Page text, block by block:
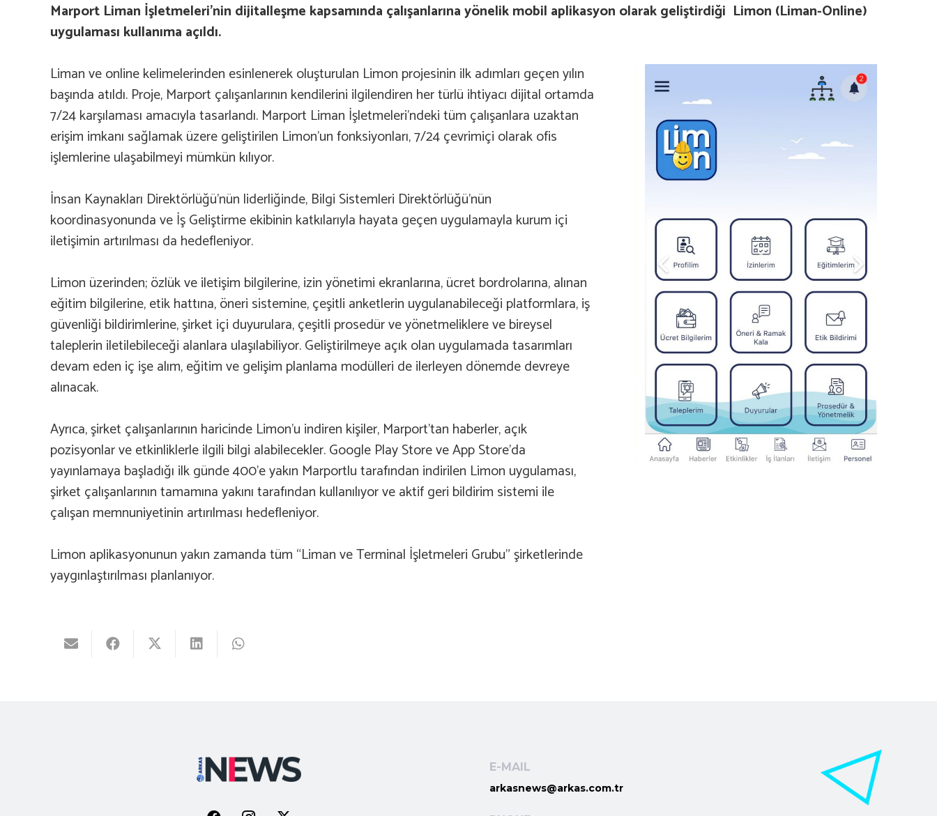
Marport Liman İşletmeleri’nin dijitalleşme kapsamında çalışanlarına yönelik mobil aplikasyon olarak geliştirdiği Limon (Liman-Online)
uygulaması kullanıma açıldı.
Liman ve online kelimelerinden esinlenerek oluşturulan Limon projesinin ilk adımları geçen yılın
başında atıldı. Proje, Marport çalışanlarının kendilerini ilgilendiren her türlü ihtiyacı dijital ortamda
7/24 karşılaması amacıyla tasarlandı. Marport Liman İşletmeleri’ndeki tüm çalışanlara uzaktan
erişim imkanı sağlamak üzere geliştirilen Limon’un fonksiyonları, 7/24 çevrimiçi olarak ofis
işlemlerine ulaşabilmeyi mümkün kılıyor.
İnsan Kaynakları Direktörlüğü’nün liderliğinde, Bilgi Sistemleri Direktörlüğü’nün
koordinasyonunda ve İş Geliştirme ekibinin katkılarıyla hayata geçen uygulamayla kurum içi
iletişimin artırılması da hedefleniyor.
Limon üzerinden; özlük ve iletişim bilgilerine, izin yönetimi ekranlarına, ücret bordrolarına, alınan
eğitim bilgilerine, etik hattına, öneri sistemine, çeşitli anketlerin uygulanabileceği platformlara, iş
güvenliği bildirimlerine, şirket içi duyurulara, çeşitli prosedür ve yönetmeliklere ve bireysel
taleplerin iletilebileceği alanlara ulaşılabiliyor. Geliştirilmeye açık olan uygulamada tasarımları
devam eden iç işe alım, eğitim ve gelişim planlama modülleri de ilerleyen dönemde devreye
alınacak.
Ayrıca, şirket çalışanlarının haricinde Limon’u indiren kişiler, Marport’tan haberler, açık
pozisyonlar ve etkinliklerle ilgili bilgi alabilecekler. Google Play Store ve App Store’da
yayınlamaya başladığı ilk günde 400’e yakın Marportlu tarafından indirilen Limon uygulaması,
şirket çalışanlarının tamamına yakını tarafından kullanılıyor ve aktif geri bildirim sistemi ile
çalışan memnuniyetinin artırılması hedefleniyor.
Limon aplikasyonunun yakın zamanda tüm “Liman ve Terminal İşletmeleri Grubu” şirketlerinde
yaygınlaştırılması planlanıyor.
E-MAIL
arkasnews@arkas.com.tr